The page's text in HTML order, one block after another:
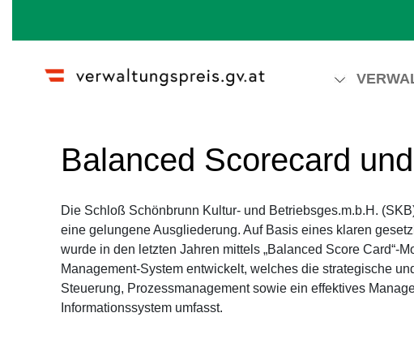
Balanced Scorecard
Die Schloß Schönbrunn Kultur- und Betriebsges.m.b.H.
eine gelungene Ausgliederung. Auf Basis eines klaren
wurde in den letzten Jahren mittels „Balanced Score Card“-
Management-System entwickelt, welches die strategische
Steuerung, Prozessmanagement sowie ein effektives
Informationssystem umfasst.